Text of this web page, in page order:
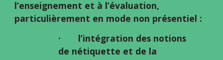
l’enseignement et à l’évaluation,
particulièrement en mode non présentiel :
·       l’intégration des notions
de nétiquette et de la